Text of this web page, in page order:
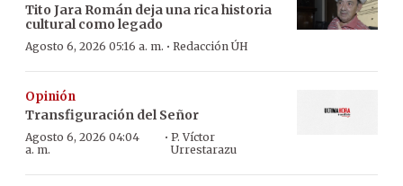
Tito Jara Román deja una rica historia
cultural como legado
Agosto 6, 2026 05:16 a. m. · Redacción ÚH
Opinión
Transfiguración del Señor
Agosto 6, 2026 04:04
a. m.
· P. Víctor
Urrestarazu